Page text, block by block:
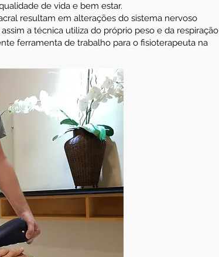
de vida e bem estar.
resultam em alterações do sistema nervoso
a técnica utiliza do próprio peso e da respiração
ferramenta de trabalho para o fisioterapeuta na